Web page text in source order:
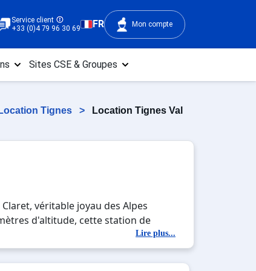
Service client
+33 (0)4 79 96 30 69
FR Mon compte
Sites CSE & Groupes
Location Tignes >
Location Tignes Val
véritable joyau des Alpes
d'altitude, cette station de
que les incroyables possibilités de
un accès rapide aux
Lire plus...